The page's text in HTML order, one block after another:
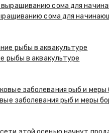
сома для
рыбы в аквакультуре
заболевания рыб и меры